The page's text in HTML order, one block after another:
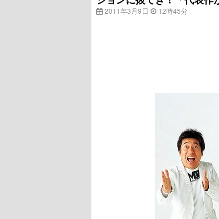
2011年3月9日 12時45分